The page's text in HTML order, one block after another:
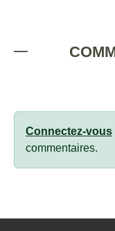
Connectez-vous
commentaires.